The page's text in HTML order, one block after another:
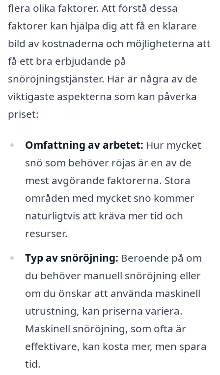
flera olika faktorer. Att förstå dessa
faktorer kan hjälpa dig att få en klarare
bild av kostnaderna och möjligheterna att
få ett bra erbjudande på
snöröjningstjänster. Här är några av de
viktigaste aspekterna som kan påverka
priset:
Omfattning av arbetet: Hur mycket
snö som behöver röjas är en av de
mest avgörande faktorerna. Stora
områden med mycket snö kommer
naturligtvis att kräva mer tid och
resurser.
Typ av snöröjning: Beroende på om
du behöver manuell snöröjning eller
om du önskar att använda maskinell
utrustning, kan priserna variera.
Maskinell snöröjning, som ofta är
effektivare, kan kosta mer, men spara
tid.